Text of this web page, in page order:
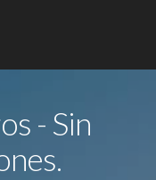
- Sin